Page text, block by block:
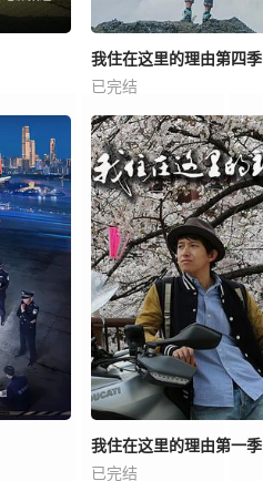
我住在这里的理由第四季
已完结
我住在这里的理由第一季
已完结